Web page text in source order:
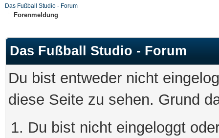
Das Fußball Studio - Forum
Forenmeldung
Das Fußball Studio - Forum
Du bist entweder nicht
diese Seite zu sehen. Grund
Du bist nicht eingeloggt